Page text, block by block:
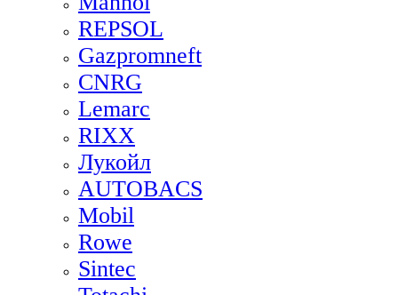
REPSOL
Gazpromneft
CNRG
Lemarc
RIXX
Лукойл
AUTOBACS
Mobil
Rowe
Sintec